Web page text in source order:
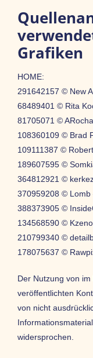
Grafiken
HOME:
291642157 © New
68489401 © Rita
81705071 ©
108360109 © Brad
109111387 ©
189607595 ©
364812921 ©
370959208 © Lomb
388373905 ©
134568590 ©
210799340 ©
178075637 ©
Der Nutzung von
veröffentlichten
von nicht
widersprochen.